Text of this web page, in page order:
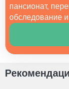
пансионат,
обследование